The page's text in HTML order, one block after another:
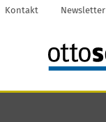
Kontakt Newsletter